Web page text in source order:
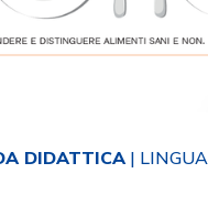
DIDATTICA |